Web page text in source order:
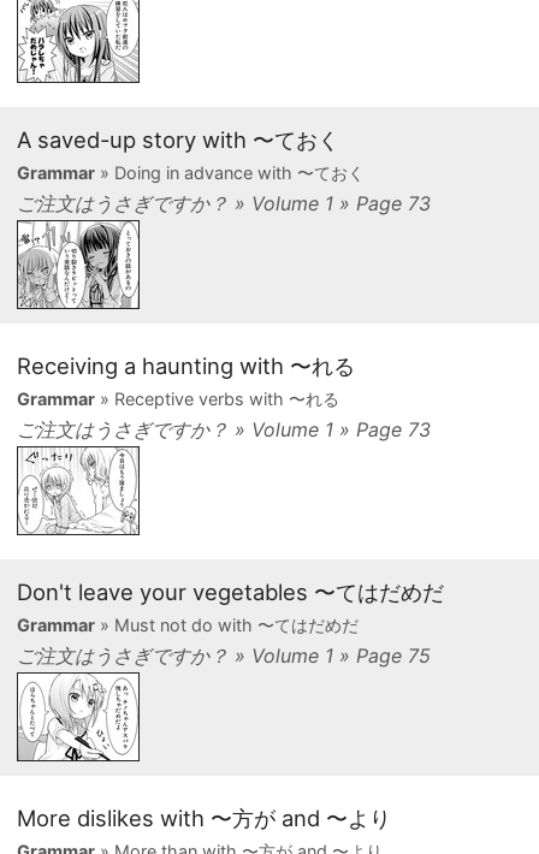
A saved-up story with 〜ておく
Grammar» Doing in advance with 〜ておく
ご注文はうさぎですか？ » Volume 1 » Page 73
Receiving a haunting with 〜れる
Grammar» Receptive verbs with 〜れる
ご注文はうさぎですか？ » Volume 1 » Page 73
Don't leave your vegetables 〜てはだめだ
Grammar» Must not do with 〜てはだめだ
ご注文はうさぎですか？ » Volume 1 » Page 75
More dislikes with 〜方が and 〜より